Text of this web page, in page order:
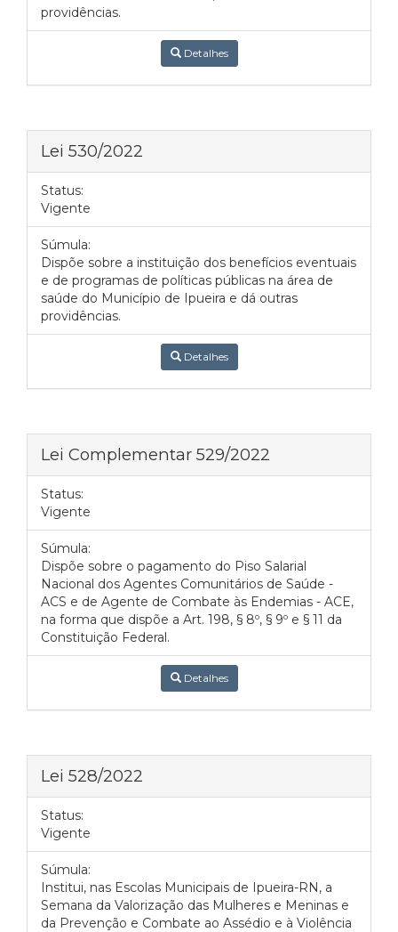
providências.
Detalhes
Lei 530/2022
Status:
Vigente
Súmula:
Dispõe sobre a instituição dos benefícios eventuais
e de programas de políticas públicas na área de
saúde do Município de Ipueira e dá outras
providências.
Detalhes
Lei Complementar 529/2022
Status:
Vigente
Súmula:
Dispõe sobre o pagamento do Piso Salarial
Nacional dos Agentes Comunitários de Saúde -
ACS e de Agente de Combate às Endemias - ACE,
na forma que dispõe a Art. 198, § 8º, § 9º e § 11 da
Constituição Federal.
Detalhes
Lei 528/2022
Status:
Vigente
Súmula:
Institui, nas Escolas Municipais de Ipueira-RN, a
Semana da Valorização das Mulheres e Meninas e
da Prevenção e Combate ao Assédio e à Violência